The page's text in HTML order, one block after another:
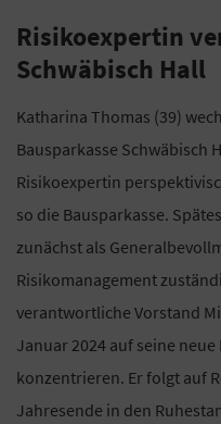
Risikoexpertin
Schwäbisch Hall
Katharina Thomas (39)
Bausparkasse Schwäbisch
Risikoexpertin
so die Bausparkasse.
zunächst als
Risikomanagement
verantwortliche Vorstand
Januar 2024 auf seine
konzentrieren. Er folgt auf
Jahresende in den